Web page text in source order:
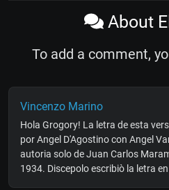
About
To add a comment,
Vincenzo Marino
Hola Grogory! La letra de esta
por Angel D'Agostino con Angel
autoria solo de Juan Carlos
1934. Discepolo escribiò la letra